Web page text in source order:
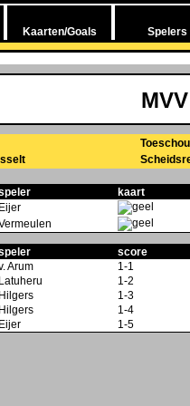
Kaarten/Goals Spelers
MVV
kaart
Eijer
score
Arum
1-1
Latuheru
1-2
Hilgers
1-3
Hilgers
1-4
Eijer
1-5